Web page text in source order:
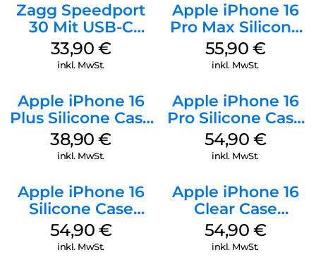
Zagg Speedport
30 Mit USB-C
Kabel Weiß
33,90 €
inkl. MwSt.
Apple iPhone 16
Pro Max Silicone
Case MagSafe
Stone Gray
55,90 €
inkl. MwSt.
Apple iPhone 16
Plus Silicone Case
MagSafe Denim
38,90€
inkl. MwSt.
Apple iPhone 16
Pro Silicone Case
MagSafe Black
54,90 €
inkl. MwSt.
Apple iPhone 16
Silicone Case
MagSafe Lake
Green
54,90 €
inkl. MwSt.
Apple iPhone 16
Clear Case
MagSafe
Transparent
54,90 €
inkl. MwSt.